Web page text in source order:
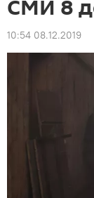
СМИ 8
10:54 08.12.2019